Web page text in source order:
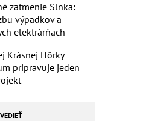
zatmenie Slnka:
výpadkov a
elektrárňach
Krásnej Hôrky
pripravuje jeden